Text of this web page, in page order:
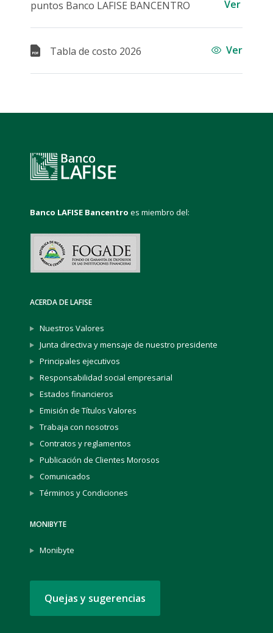
puntos Banco LAFISE BANCENTRO
Ver
Tabla de costo 2026 Ver
Banco LAFISE Bancentro es miembro del:
ACERDA DE LAFISE
Nuestros Valores
Junta directiva y mensaje de nuestro presidente
Principales ejecutivos
Responsabilidad social empresarial
Estados financieros
Emisión de Títulos Valores
Trabaja con nosotros
Contratos y reglamentos
Publicación de Clientes Morosos
Comunicados
Términos y Condiciones
MONIBYTE
Monibyte
Quejas y sugerencias